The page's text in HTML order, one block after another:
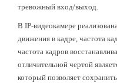
тревожный вход/выход.
В IP-видеокамере
движения в кадре, частота
частота кадров
отличительной чертой
который позволяет